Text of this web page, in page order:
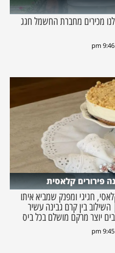
מכירים מחברת החשמל חגג
9:46 pm
פירורים קלאסית
חגיגי ומפנק שמביא איתו
בין קרם גבינה עשיר
יוצר מרקם מושלם בכל ביס
9:45 pm